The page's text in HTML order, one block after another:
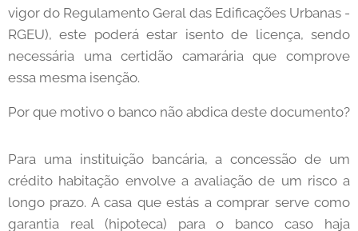
vigor do Regulamento Geral das Edificações Urbanas -
RGEU), este poderá estar isento de licença, sendo
necessária uma certidão camarária que comprove
essa mesma isenção.
Por que motivo o banco não abdica deste documento?
Para uma instituição bancária, a concessão de um
crédito habitação envolve a avaliação de um risco a
longo prazo. A casa que estás a comprar serve como
garantia real (hipoteca) para o banco caso haja